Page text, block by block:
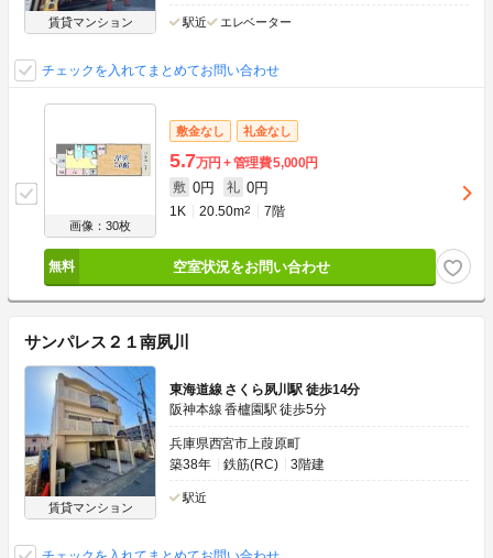
賃貸マンション 駅近 エレベーター
チェックを入れてまとめてお問い合わせ
画像：30枚
敷金なし 礼金なし
5.7万円 管理費5,000円
敷 0円 礼 0円
1K 20.50m2 7階
空室状況をお問い合わせ
サンパレス２１南夙川
賃貸マンション
東海道線 さくら夙川駅 徒歩14分
阪神本線 香櫨園駅 徒歩5分
兵庫県西宮市上葭原町
築38年
鉄筋(RC) 3階建
駅近